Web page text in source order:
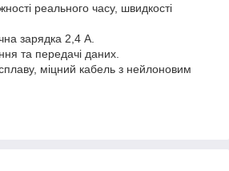
реального часу, швидкості
зарядка 2,4 А.
та передачі даних.
міцний кабель з нейлоновим